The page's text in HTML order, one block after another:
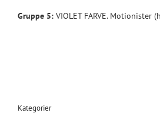
Gruppe 5: VIOLET FARVE. Motionister
Kategorier